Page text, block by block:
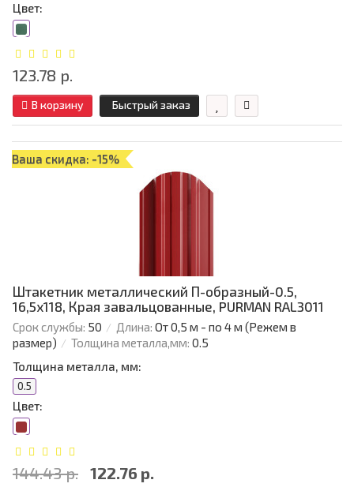
Цвет:
123.78 р.
В корзину Быстрый заказ
Ваша скидка: -15%
Штакетник металлический П-образный-0.5,
16,5х118, Края завальцованные, PURMAN RAL3011
Срок службы: 50 Длина: От 0,5 м - по 4 м (Режем в
размер)
Толщина металла,мм: 0.5
Толщина металла, мм:
0.5
Цвет:
144.43 р. 122.76 р.